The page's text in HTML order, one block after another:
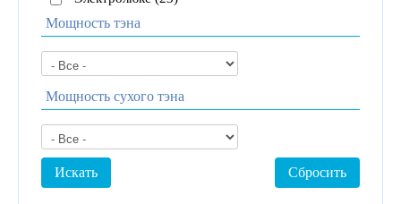
Мощность тэна
Мощность сухого тэна